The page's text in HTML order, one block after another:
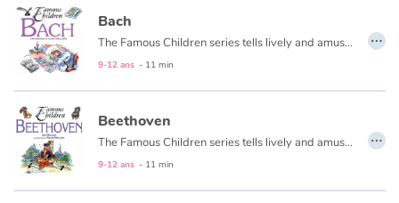
Accueil
Famille
Écoles
Médiathèques
Vidéos & Tutoriaux
Bach
The Famous Children series tells lively and amusing stories from the early years of great composers and artists—bringing these geniuses vividly alive for today’s young readers. The approachable storytelling style is wonderfully accompanied by colorful and humorous illustrations every child will enjoy.
9-12 ans - 11 min
…
Beethoven
The Famous Children series tells lively and amusing stories from the early years of great composers and artists—bringing these geniuses vividly alive for today’s young readers. The approachable storytelling style is wonderfully accompanied by colorful and humorous illustrations every child will enjoy.
9-12 ans - 11 min
…